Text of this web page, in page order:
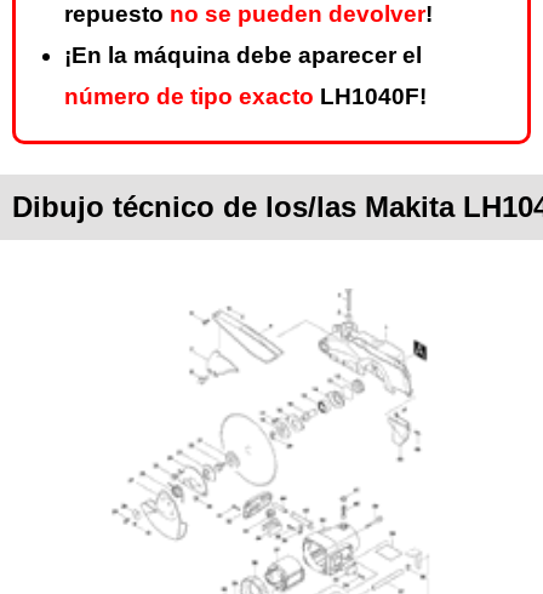
repuesto no se pueden devolver!
¡En la máquina debe aparecer el
número de tipo exacto LH1040F!
Dibujo técnico de los/las Makita